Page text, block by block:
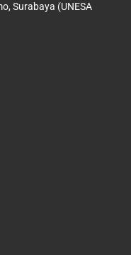
Surabaya (UNESA